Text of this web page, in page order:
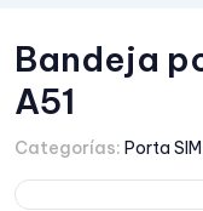
Bandeja
A51
Categorías: Porta SIM